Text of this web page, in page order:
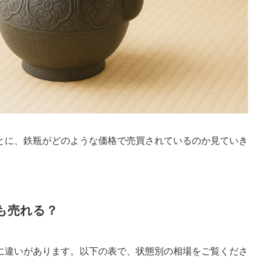
、鉄瓶がどのような価格で売買されているのか見ていき
売れる？
いがあります。以下の表で、状態別の相場をご覧くださ